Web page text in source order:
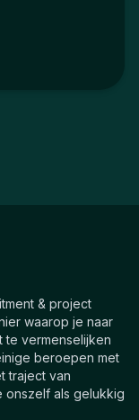
& project
waarop je naar
vermenselijken
beroepen met
traject van
als gelukkig